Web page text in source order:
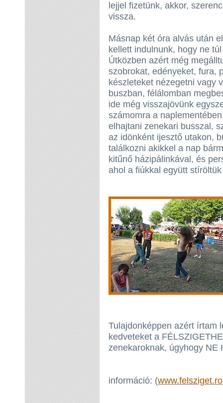
lejjel fizetünk, akkor,
vissza.
Másnap két óra alvás után
kellett indulnunk, hogy ne
Útközben azért még
szobrokat, edényeket, fura,
készleteket nézegetni vagy
buszban, félálomban
ide még visszajövünk
számomra a
elhajtani zenekari busszal,
az idönként ijesztő utakon,
találkozni akikkel a nap
kitűnő házipálinkával, és
ahol a fiúkkal együtt
Tulajdonképpen azért írtam
kedveteket a
zenekaroknak, úgyhogy NE
információ: (www.felsziget.ro